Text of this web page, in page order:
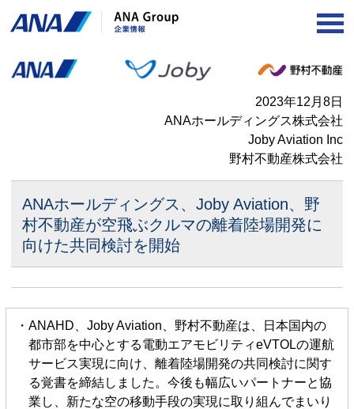
2023年12月8日
ANAホールディングス株式会社
Joby Aviation Inc
野村不動産株式会社
ANAホールディングス、Joby Aviation、野
村不動産が空飛ぶクルマの離着陸場開発に
向けた共同検討を開始
・ANAHD、Joby Aviation、野村不動産は、日本国内の
都市部を中心とする電動エアモビリティeVTOLの運航
サービス実現に向け、離着陸場開発の共同検討に関す
る覚書を締結しました。今後も幅広いパートナーと協
業し、新たな空の移動手段の実現に取り組んでまいり